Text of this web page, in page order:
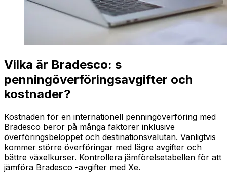
Vilka är Bradesco: s
penningöverföringsavgifter och
kostnader?
Kostnaden för en internationell penningöverföring med
Bradesco beror på många faktorer inklusive
överföringsbeloppet och destinationsvalutan. Vanligtvis
kommer större överföringar med lägre avgifter och
bättre växelkurser. Kontrollera jämförelsetabellen för att
jämföra Bradesco -avgifter med Xe.